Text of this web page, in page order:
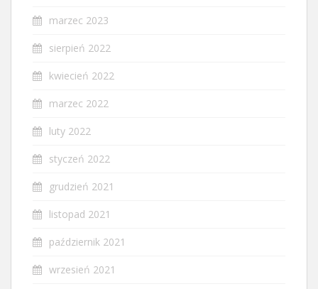
marzec 2023
sierpień 2022
kwiecień 2022
marzec 2022
luty 2022
styczeń 2022
grudzień 2021
listopad 2021
październik 2021
wrzesień 2021